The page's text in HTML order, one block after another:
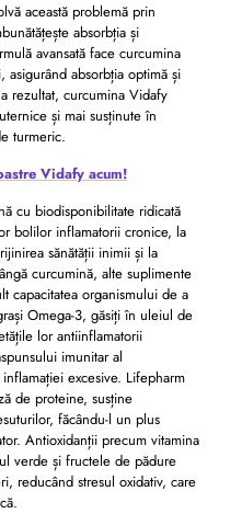
această problemă prin
absorbția și
avansată face curcumina
asigurând absorbția optimă și
rezultat, curcumina Vidafy
și mai susținute în
turmeric.
Vidafy acum!
cu biodisponibilitate ridicată
bolilor inflamatorii cronice, la
sănătății inimii și la
curcumină, alte suplimente
capacitatea organismului de a
Omega-3, găsiți în uleiul de
lor antiinflamatorii
imunitar al
excesive. Lifepharm
de proteine, susține
făcându-l un plus
Antioxidanții precum vitamina
verde și fructele de pădure
reducând stresul oxidativ, care